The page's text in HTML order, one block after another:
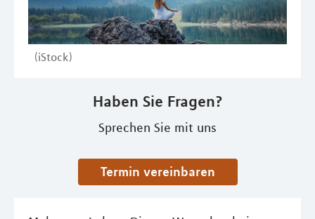
(iStock)
Haben Sie Fragen?
Sprechen Sie mit uns
Termin vereinbaren